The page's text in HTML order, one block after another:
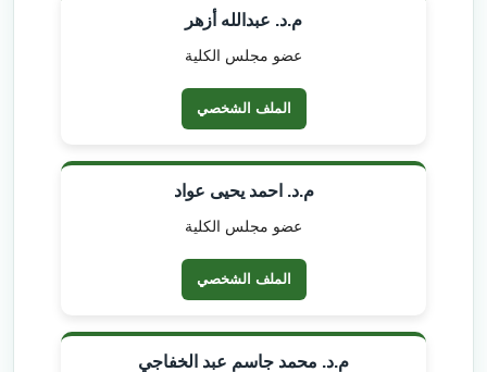
م.د. عبدالله أزهر
عضو مجلس الكلية
الملف الشخصي
م.د. احمد يحيى عواد
عضو مجلس الكلية
الملف الشخصي
م.د. محمد جاسم عبد الخفاجي